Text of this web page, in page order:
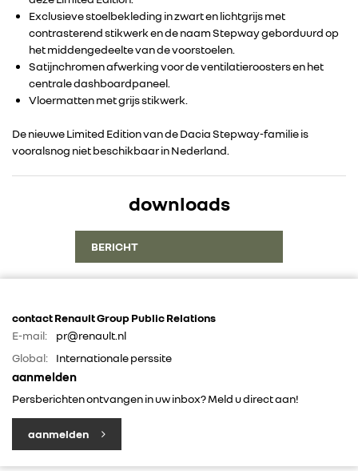
Exclusieve stoelbekleding in zwart en lichtgrijs met
contrasterend stikwerk en de naam Stepway geborduurd op
het middengedeelte van de voorstoelen.
Satijnchromen afwerking voor de ventilatieroosters en het
centrale dashboardpaneel.
Vloermatten met grijs stikwerk.
De nieuwe Limited Edition van de Dacia Stepway-familie is
vooralsnog niet beschikbaar in Nederland.
downloads
BERICHT
contact Renault Group Public Relations
E-mail:
pr@renault.nl
Global:
Internationale perssite
aanmelden
Persberichten ontvangen in uw inbox? Meld u direct aan!
aanmelden